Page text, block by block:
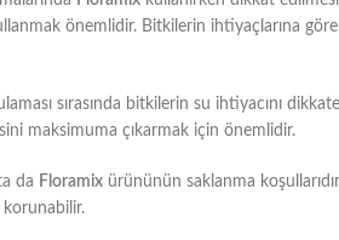
önemlidir. Bitkilerin ihtiyaçlarına
sırasında bitkilerin su ihtiyacını
maksimuma çıkarmak için önemlidir.
da Floramix ürününün saklanma
korunabilir.